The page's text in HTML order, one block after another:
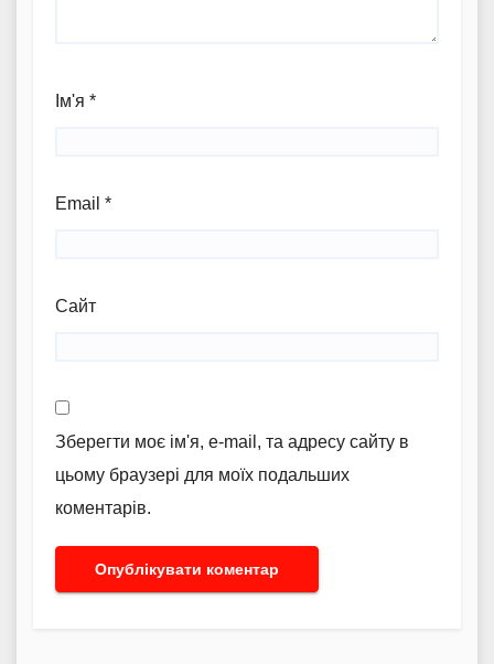
Ім'я *
Email *
Сайт
Зберегти моє ім'я, e-mail, та адресу сайту в
цьому браузері для моїх подальших
коментарів.